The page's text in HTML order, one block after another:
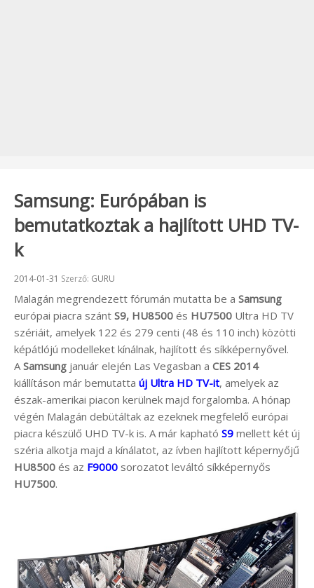
Samsung: Európában is
bemutatkoztak a hajlított UHD TV-
k
Beküldve:
2014-01-31 Szerző: GURU
Malagán megrendezett fórumán mutatta be a Samsung
európai piacra szánt S9, HU8500 és HU7500 Ultra HD TV
szériáit, amelyek 122 és 279 centi (48 és 110 inch) közötti
képátlójú modelleket kínálnak, hajlított és síkképernyővel.
A Samsung január elején Las Vegasban a CES 2014
kiállításon már bemutatta új Ultra HD TV-it, amelyek az
észak-amerikai piacon kerülnek majd forgalomba. A hónap
végén Malagán debütáltak az ezeknek megfelelő európai
piacra készülő UHD TV-k is. A már kapható S9 mellett két új
széria alkotja majd a kínálatot, az ívben hajlított képernyőjű
HU8500 és az F9000 sorozatot leváltó síkképernyős
HU7500.